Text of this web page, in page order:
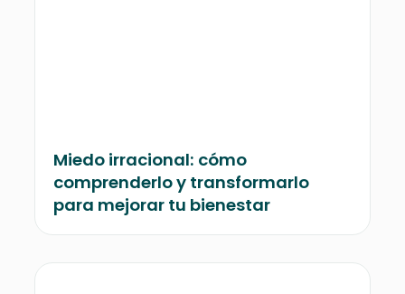
Miedo irracional: cómo
comprenderlo y transformarlo
para mejorar tu bienestar